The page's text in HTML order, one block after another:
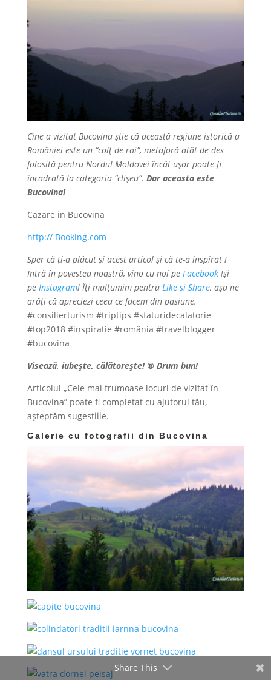
Cine a vizitat Bucovina ştie că această regiune istorică a
României este un “colţ de rai”, metaforă atât de des
folosită pentru Nordul Moldovei încât uşor poate fi
încadrată la categoria “clişeu”. Dar aceasta este
Bucovina!
Cazare in Bucovina
http:// Booking.com
Sper că ți-a plăcut și acest articol și că te-a inspirat !
Intră în povestea noastră, vino cu noi pe Facebook!și
pe Instagram! Îți mulțumim pentru Like și Share, așa ne
arăți că apreciezi ceea ce facem din pasiune.
#consilierturism #triptips #sfaturidecalatorie
#top2018 #inspiratie #românia #travelblogger
#bucovina
Visează, iubește, călătorește! ® Drum bun!
Articolul „Cele mai frumoase locuri de vizitat în
Bucovina” poate fi completat cu ajutorul tău,
așteptăm sugestiile.
Galerie cu fotografii din Bucovina
Share This